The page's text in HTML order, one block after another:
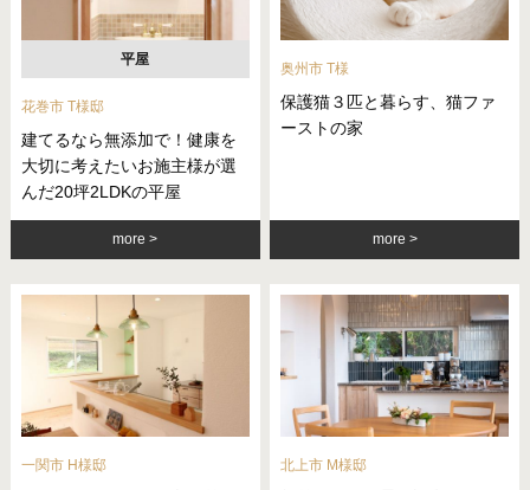
平屋
花巻市 T様邸
建てるなら無添加で！健康を
大切に考えたいお施主様が選
んだ20坪2LDKの平屋
more
奥州市 T様
保護猫３匹と暮らす、猫ファ
ーストの家
more
一関市 H様邸 北上市 M様邸